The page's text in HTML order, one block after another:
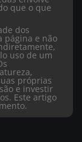
que o que
dos
página e não
uso de um
próprias
e investir
Este artigo